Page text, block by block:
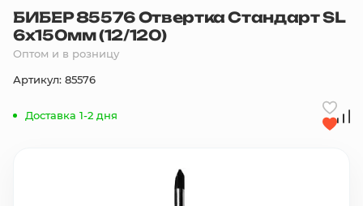
Каталог товаров
БИБЕР 85576 Отвертка Стандарт SL
6х150мм (12/120)
Оптом и в розницу
Артикул: 85576
Доставка 1-2 дня